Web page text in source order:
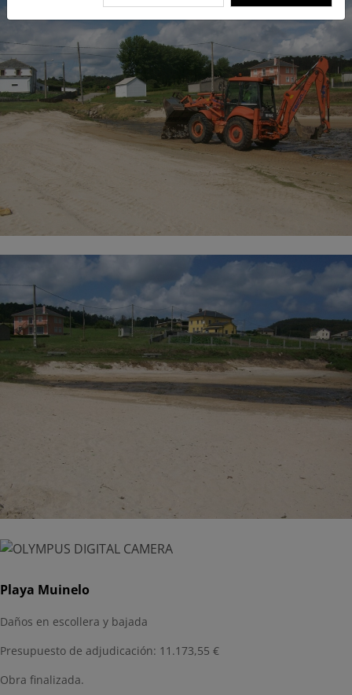
Playa Muinelo
Daños en escollera y bajada
Presupuesto de adjudicación: 11.173,55 €
Obra finalizada.